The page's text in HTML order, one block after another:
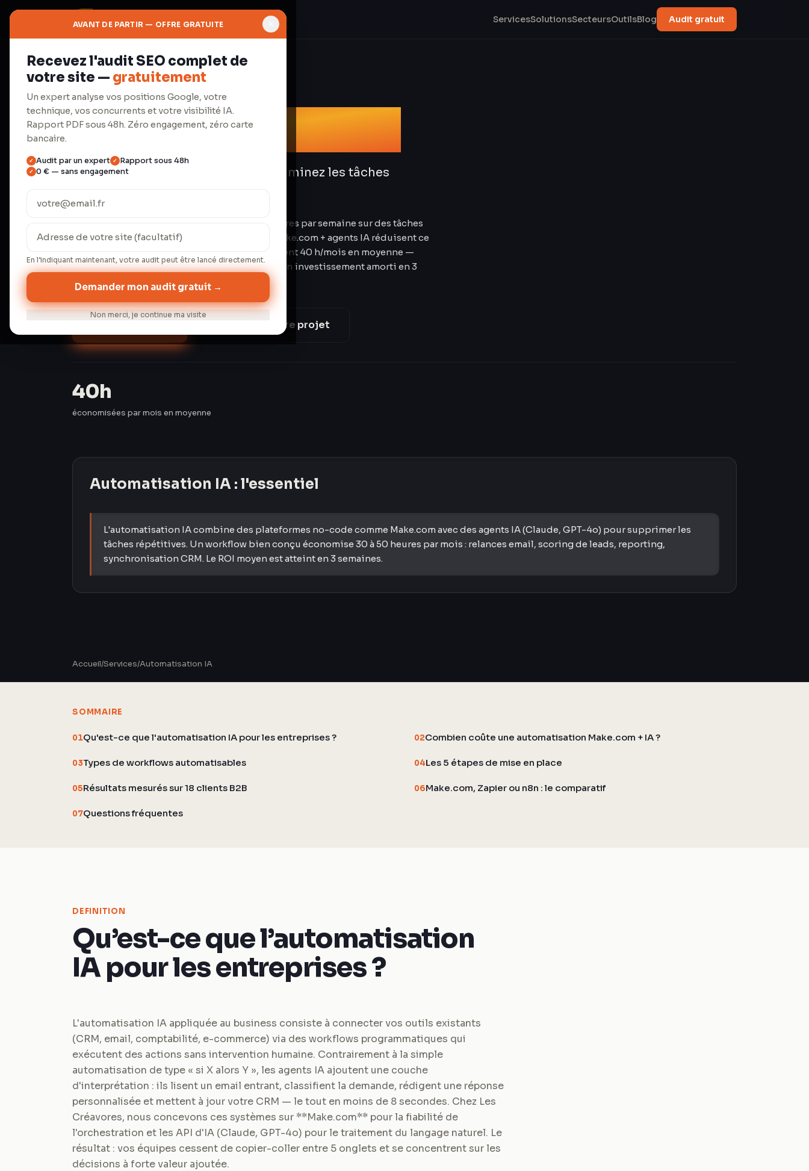
AVANT DE PARTIR — OFFRE GRATUITE
Recevez l'audit SEO complet de
votre site — gratuitement
Un expert analyse vos positions Google, votre
technique, vos concurrents et votre visibilité IA.
Rapport PDF sous 48h. Zéro engagement, zéro carte
bancaire.
✓ Audit par un expert ✓ Rapport sous 48h
✓ 0 € — sans engagement
En l’indiquant maintenant, votre audit peut être lancé directement.
Demander mon audit gratuit →
Non merci, je continue ma visite
ServicesSolutionsSecteursOutilsBlog Audit gratuit
⚡ Productivité
Automatisation IA
Make.com, agents IA, workflows. Éliminez les tâches
Une PME française passe en moyenne 23 heures par semaine sur des tâches
administratives répétitives (INSEE 2024). Make.com + agents IA réduisent ce
temps de 67 %. Nos 18 clients B2B économisent 40 h/mois en moyenne —
l'équivalent d'un quart-temps salarié, pour un investissement amorti en 3
semaines.
Discuter de votre projet
40h
économisées par mois en moyenne
Automatisation IA : l'essentiel
L'automatisation IA combine des plateformes no-code comme Make.com avec des agents IA (Claude, GPT-4o) pour supprimer les
tâches répétitives. Un workflow bien conçu économise 30 à 50 heures par mois : relances email, scoring de leads, reporting,
synchronisation CRM. Le ROI moyen est atteint en 3 semaines.
Accueil/Services/Automatisation IA
SOMMAIRE
01Qu'est-ce que l'automatisation IA pour les entreprises ? 02Combien coûte une automatisation Make.com + IA ?
03Types de workflows automatisables 04Les 5 étapes de mise en place
05Résultats mesurés sur 18 clients B2B 06Make.com, Zapier ou n8n : le comparatif
07Questions fréquentes
DEFINITION
Qu’est-ce que l’automatisation
IA pour les entreprises ?
L'automatisation IA appliquée au business consiste à connecter vos outils existants
(CRM, email, comptabilité, e-commerce) via des workflows programmatiques qui
exécutent des actions sans intervention humaine. Contrairement à la simple
automatisation de type « si X alors Y », les agents IA ajoutent une couche
d'interprétation : ils lisent un email entrant, classifient la demande, rédigent une réponse
personnalisée et mettent à jour votre CRM — le tout en moins de 8 secondes. Chez Les
Créavores, nous concevons ces systèmes sur **Make.com** pour la fiabilité de
l'orchestration et les API d'IA (Claude, GPT-4o) pour le traitement du langage naturel. Le
résultat : vos équipes cessent de copier-coller entre 5 onglets et se concentrent sur les
décisions à forte valeur ajoutée.